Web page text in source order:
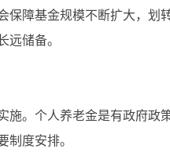
保障基金规模不断扩大，划
远储备。
。个人养老金是有政府政策
制度安排。